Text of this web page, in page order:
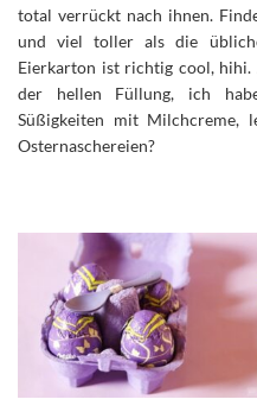
total verrückt nach ihnen.
und viel toller als die
Eierkarton ist richtig cool,
der hellen Füllung, ich
Süßigkeiten mit Milchcreme,
Osternaschereien?